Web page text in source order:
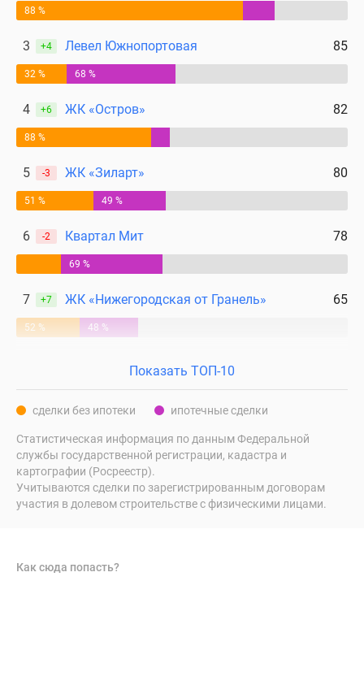
88 %
3 +4 Левел Южнопортовая 85
32 % 68 %
4 +6 ЖК «Остров» 82
88 %
5 -3 ЖК «Зиларт» 80
51 % 49 %
6 -2 Квартал Мит 78
69 %
7 +7 ЖК «Нижегородская от Гранель» 65
52 % 48 %
Показать ТОП-10
сделки без ипотеки ипотечные сделки
Статистическая информация по данным Федеральной
службы государственной регистрации, кадастра и
картографии (Росреестр).
Учитываются сделки по зарегистрированным договорам
участия в долевом строительстве с физическими лицами.
Как сюда попасть?